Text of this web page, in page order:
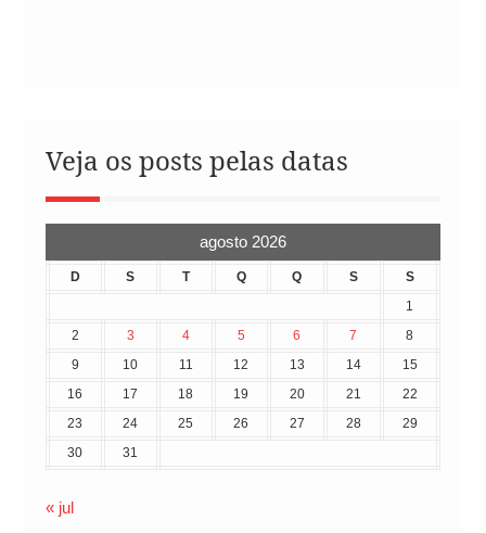
Veja os posts pelas datas
agosto 2026
D S T Q Q S
S
1
2
3 4 5 6 7
8
9
10 11 12 13 14
15
16
17 18 19 20 21
22
23
24 25 26 27 28
29
30
31
« jul